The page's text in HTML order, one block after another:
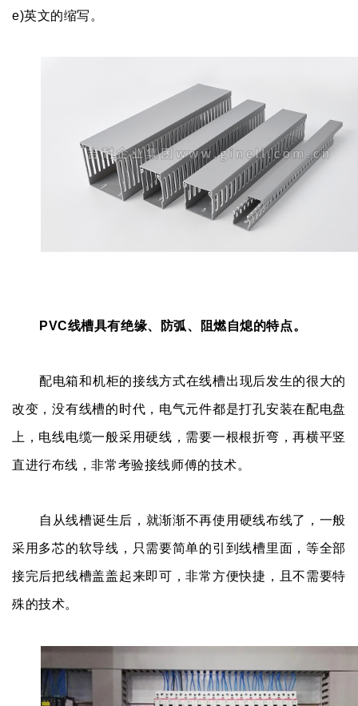
e)英文的缩写。
PVC线槽具有绝缘、防弧、阻燃自熄的特点。
配电箱和机柜的接线方式在线槽出现后发生的很大的
改变，没有线槽的时代，电气元件都是打孔安装在配电盘
上，电线电缆一般采用硬线，需要一根根折弯，再横平竖
直进行布线，非常考验接线师傅的技术。
自从线槽诞生后，就渐渐不再使用硬线布线了，一般
采用多芯的软导线，只需要简单的引到线槽里面，等全部
接完后把线槽盖盖起来即可，非常方便快捷，且不需要特
殊的技术。